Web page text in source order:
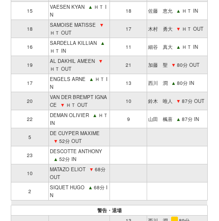
15
VAESEN KYAN ▲ ＨＴ I
N
18 佐藤 恵允 ▲ ＨＴ IN
18
SAMOISE MATISSE
▼
ＨＴ OUT
17 木村 勇大 ▼ ＨＴ OUT
16
SARDELLA KILLIAN
▲
ＨＴ IN
11 細谷 真大 ▲ ＨＴ IN
19
AL DAKHIL AMEEN
▼
ＨＴ OUT
21 加藤 聖 ▼ 80分 OUT
17
ENGELS ARNE ▲ ＨＴ I
N
13 西川 潤 ▲ 80分 IN
20
VAN DER BREMPT IGNA
CE
▼ ＨＴ OUT
10 鈴木 唯人 ▼ 87分 OUT
22
DEMAN OLIVIER ▲ ＨＴ
IN
9 山田 楓喜 ▲ 87分 IN
5
DE CUYPER MAXIME
▼ 52分 OUT
23
DESCOTTE ANTHONY
▲ 52分 IN
10
MATAZO ELIOT ▼ 68分
OUT
2
SIQUET HUGO ▲ 68分 I
N
警告・退場